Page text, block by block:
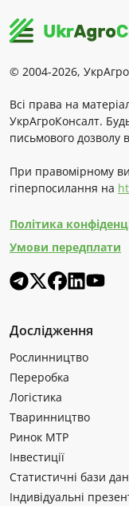
© 2004-2026,
Всі права на
УкрАгроКонсалт.
письмового дозволу
При правомірному
гіперпосилання на
Політика
Умови передплати
Дослідження
Рослинництво
Переробка
Логістика
Тваринництво
Ринок МТР
Інвестиції
Статистичні бази
Індивідуальні